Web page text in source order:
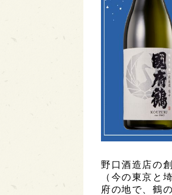
野口酒造店の
（今の東京と
府の地で、鶴